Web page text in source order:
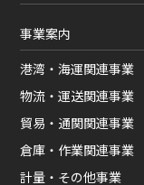
事業案内
港湾・海運関連事業
物流・運送関連事業
貿易・通関関連事業
倉庫・作業関連事業
計量・その他事業